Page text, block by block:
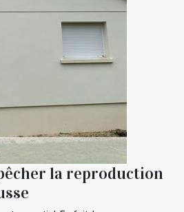
la reproduction